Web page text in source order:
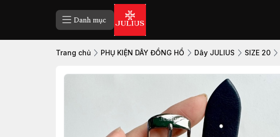
Danh mục
Trang chủ PHỤ KIỆN DÂY ĐỒNG HỒ Dây JULIUS SIZE 20